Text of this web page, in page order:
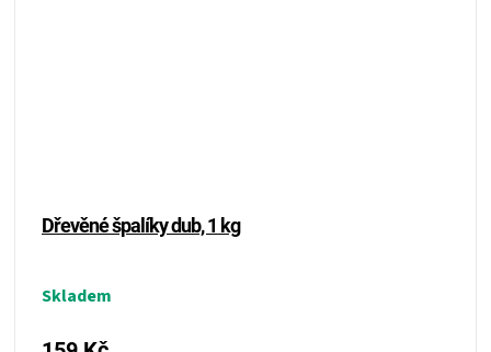
Dřevěné špalíky dub, 1 kg
Skladem